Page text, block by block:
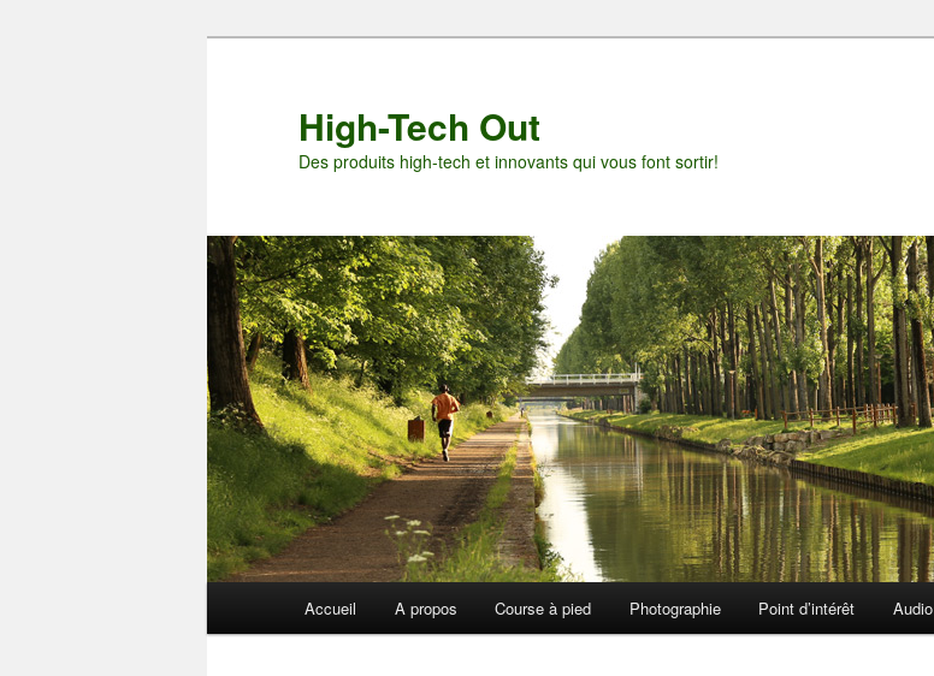
High-Tech Out
Des produits high-tech et innovants qui vous font sortir!
Accueil A propos Course à pied Photographie Point d’intérêt Audio